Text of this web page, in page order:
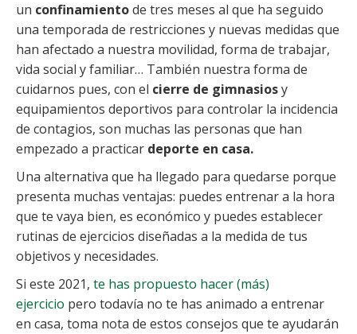
un confinamientode tres meses al que ha seguido
una temporada de restricciones y nuevas medidas que
han afectado a nuestra movilidad, forma de trabajar,
vida social y familiar… También nuestra forma de
cuidarnos pues, con el cierre de gimnasiosy
equipamientos deportivos para controlar la incidencia
de contagios, son muchas las personas que han
empezado a practicar deporte en casa.
Una alternativa que ha llegado para quedarse porque
presenta muchas ventajas: puedes entrenar a la hora
que te vaya bien, es económico y puedes establecer
rutinas de ejercicios diseñadas a la medida de tus
objetivos y necesidades.
Si este 2021, te has propuesto hacer (más)
ejercicio pero todavía no te has animado a entrenar
en casa, toma nota de estos consejos que te ayudarán